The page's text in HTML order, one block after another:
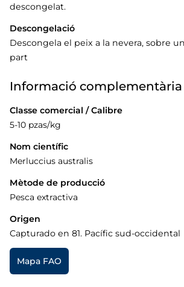
descongelat.
Descongelació
Descongela el peix a la nevera, sobre
part
Informació complementària
Classe comercial / Calibre
5-10 pzas/kg
Nom científic
Merluccius australis
Mètode de producció
Pesca extractiva
Origen
Capturado en 81. Pacífic sud-occidental
Mapa FAO